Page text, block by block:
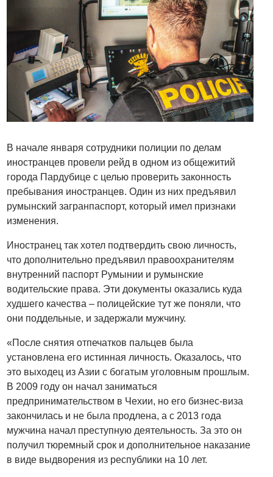
В начале января сотрудники полиции по делам
иностранцев провели рейд в одном из общежитий
города Пардубице с целью проверить законность
пребывания иностранцев. Один из них предъявил
румынский загранпаспорт, который имел признаки
изменения.
Иностранец так хотел подтвердить свою личность,
что дополнительно предъявил правоохранителям
внутренний паспорт Румынии и румынские
водительские права. Эти документы оказались куда
худшего качества – полицейские тут же поняли, что
они поддельные, и задержали мужчину.
«После снятия отпечатков пальцев была
установлена его истинная личность. Оказалось, что
это выходец из Азии с богатым уголовным прошлым.
В 2009 году он начал заниматься
предпринимательством в Чехии, но его бизнес-виза
закончилась и не была продлена, а с 2013 года
мужчина начал преступную деятельность. За это он
получил тюремный срок и дополнительное наказание
в виде выдворения из республики на 10 лет.